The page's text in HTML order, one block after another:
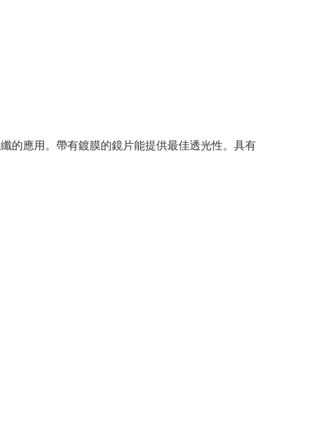
的應用。帶有鍍膜的鏡片能提供最佳透光性。具有